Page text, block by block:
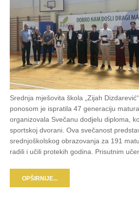
Srednja mješovita škola „Zijah
ponosom je ispratila 47 generaciju
organizovala Svečanu dodjelu diploma,
sportskoj dvorani. Ova svečanost
srednjoškolskog obrazovanja za 191
radili i učili protekih godina. Prisutnim
OPŠIRNIJE...